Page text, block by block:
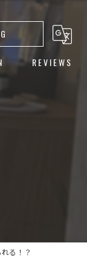
REVIEWS
る！？